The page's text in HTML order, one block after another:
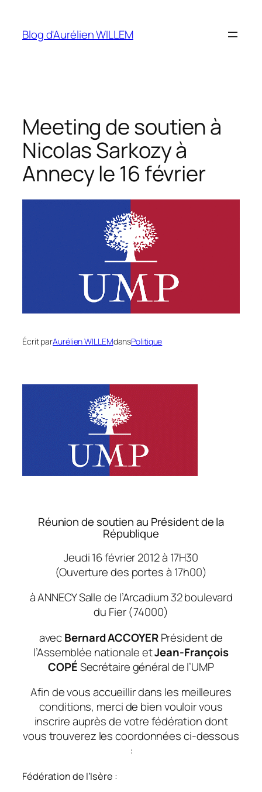
contenu
Blog d'Aurélien WILLEM
Meeting de soutien à
Nicolas Sarkozy à
Annecy le 16 février
Écrit parAurélien WILLEMdansPolitique
Réunion de soutien au Président de la
République
Jeudi 16 février 2012 à 17H30
(Ouverture des portes à 17h00)
à ANNECY Salle de l’Arcadium 32 boulevard
du Fier(74000)
avecBernard ACCOYERPrésident de
l’Assemblée nationale etJean-François
COPÉSecrétaire général de l’UMP
Afin de vous accueillir dans les meilleures
conditions, merci de bien vouloir vous
inscrire auprès de votre fédération dont
vous trouverez les coordonnées ci-dessous
:
Fédération de l’Isère :